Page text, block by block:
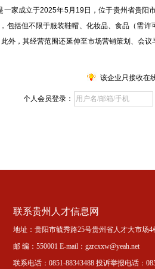
家成立于2025年5月19日，位于贵州省贵阳
包括但不限于服装鞋帽、化妆品、食品（需
此外，其经营范围还延伸至市场营销策划、会
该企业只接收在
个人会员登录：
联系贵州人才信息网
地址：贵阳市毓秀路25号贵州省人才大市场
邮 编：550001 E-mail：gzrcxxw@yeah.net
联系电话：0851-88343488 投诉举报电话：